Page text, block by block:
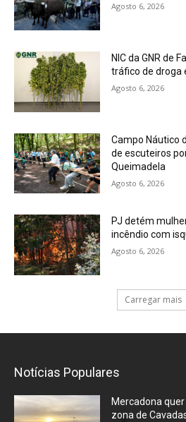
Agosto 6, 2026
NIC da GNR de
tráfico de droga
Agosto 6, 2026
Campo Náutico
de escuteiros
Queimadela
Agosto 6, 2026
PJ detém
incêndio com
Agosto 6, 2026
Carregar mais
Notícias Populares
Mercadona
zona de